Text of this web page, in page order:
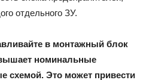
отдельного ЗУ.
в монтажный блок
номинальные
схемой. Это может привести